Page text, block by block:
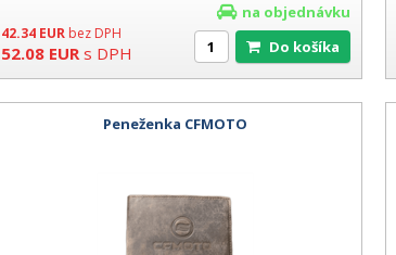
42.34 EUR bez DPH
52.08 EUR s DPH
na objednávku
Do košíka
Peneženka CFMOTO